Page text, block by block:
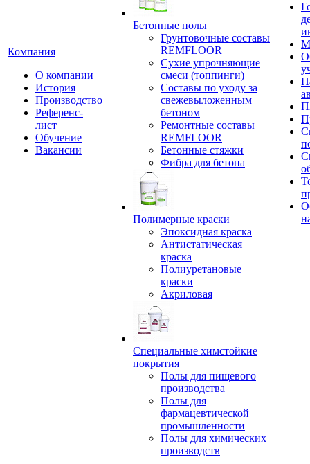
Компания
О компании
История
Производство
Референс-
лист
Обучение
Вакансии
Бетонные полы
Грунтовочные составы
REMFLOOR
Сухие упрочняющие
смеси (топпинги)
Составы по уходу за
свежевыложенным
бетоном
Ремонтные составы
REMFLOOR
Бетонные стяжки
Фибра для бетона
Полимерные краски
Эпоксидная краска
Антистатическая
краска
Полиуретановые
краски
Акриловая
Специальные химстойкие
покрытия
Полы для пищевого
производства
Полы для
фармацевтической
промышленности
Полы для химических
производств